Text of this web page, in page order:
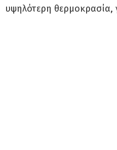
υψηλότερη θερμοκρασία,